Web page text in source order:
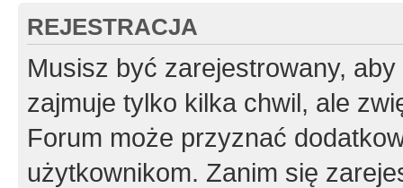
REJESTRACJA
Musisz być zarejestrowany,
zajmuje tylko kilka chwil, ale
Forum może przyznać
użytkownikom. Zanim się